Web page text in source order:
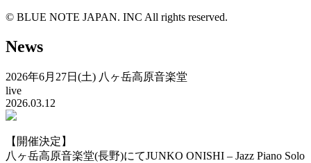
© BLUE NOTE JAPAN. INC All rights reserved.
News
2026年6月27日(土) 八ヶ岳高原音楽堂
live
2026.03.12
【開催決定】
八ヶ岳高原音楽堂(長野)にてJUNKO ONISHI – Jazz Piano Solo